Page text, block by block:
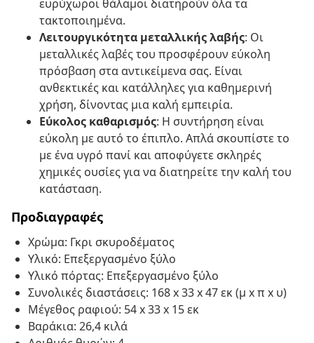
ευρύχωροι θάλαμοι διατηρούν όλα τα
τακτοποιημένα.
Λειτουργικότητα μεταλλικής λαβής: Οι
μεταλλικές λαβές του προσφέρουν εύκολη
πρόσβαση στα αντικείμενα σας. Είναι
ανθεκτικές και κατάλληλες για καθημερινή
χρήση, δίνοντας μια καλή εμπειρία.
Εύκολος καθαρισμός: Η συντήρηση είναι
εύκολη με αυτό το έπιπλο. Απλά σκουπίστε το
με ένα υγρό πανί και αποφύγετε σκληρές
χημικές ουσίες για να διατηρείτε την καλή του
κατάσταση.
Προδιαγραφές
Χρώμα: Γκρι σκυροδέματος
Υλικό: Επεξεργασμένο ξύλο
Υλικό πόρτας: Επεξεργασμένο ξύλο
Συνολικές διαστάσεις: 168 x 33 x 47 εκ (μ x π x υ)
Μέγεθος ραφιού: 54 x 33 x 15 εκ
Βαράκια: 26,4 κιλά